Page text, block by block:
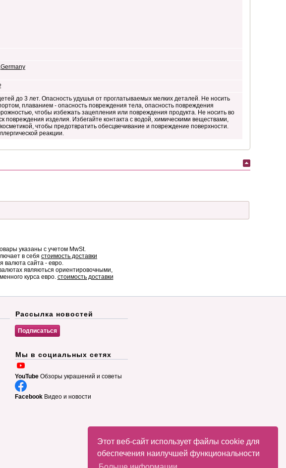
Этот веб-сайт использует файлы cookie для
обеспечения наилучшей функциональности
до 3 лет. Опасность удушья от проглатываемых мелких деталей. Не носить
плаванием - опасность повреждения тела, опасность повреждения
чтобы избежать зацепления или повреждения продукта. Не носить во
повреждения изделия. Избегайте контакта с водой, химическими веществами,
чтобы предотвратить обесцвечивание и повреждение поверхности.
реакции.
указаны с учетом MwSt.
в себя стоимость доставки
валюта сайта - евро.
являються ориентировочными,
курса евро. стоимость доставки
Рассылка новостей
Мы в социальных сетях
YouTube Обзоры украшений и советы
Facebook Видео и новости